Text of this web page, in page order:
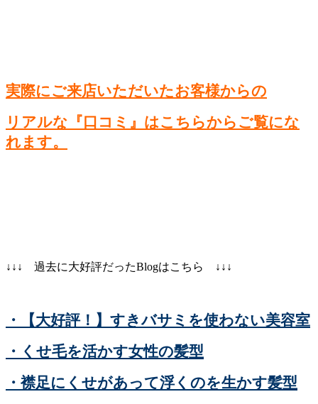
実際にご来店いただいたお客様からの
リアルな『口コミ』はこちらからご覧にな
れます。
↓↓↓ 過去に大好評だったBlogはこちら ↓↓↓
・【大好評！】すきバサミを使わない美容室
・くせ毛を活かす女性の髪型
・襟足にくせがあって浮くのを生かす髪型